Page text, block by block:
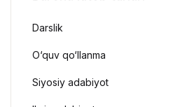
Darslik
O‘quv qo‘llanma
Siyosiy adabiyot